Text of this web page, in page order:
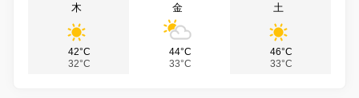
木
42°C
32°C
金
44°C
33°C
土
46°C
33°C